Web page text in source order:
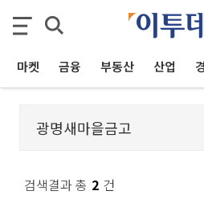
마켓 금융 부동산 산업
검색결과 총 2 건